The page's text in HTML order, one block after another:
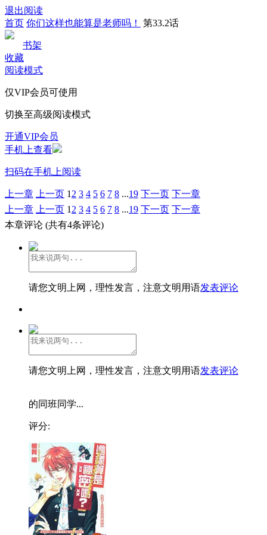
退出阅读
首页 你们这样也能算是老师吗！ 第33.2话
书架
收藏
阅读模式
仅VIP会员可使用
切换至高级阅读模式
开通VIP会员
手机上查看
扫码在手机上阅读
上一章 上一页 1 2 3 4 5 6 7 8 ...19 下一页 下一章
上一章
上一页 1 2 3 4 5 6 7 8 ...19 下一页 下一章
本章评论 (共有4条评论)
请您文明上网，理性发言，注意文明用语发表评论
请您文明上网，理性发言，注意文明用语发表评论
的同班同学...
评分: